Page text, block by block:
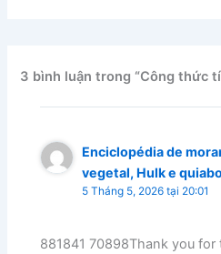
3 bình luận trong “Công thức
Enciclopédia de
vegetal, Hulk e
5 Tháng 5, 2026 tại 20:01
881841 70898Thank you for